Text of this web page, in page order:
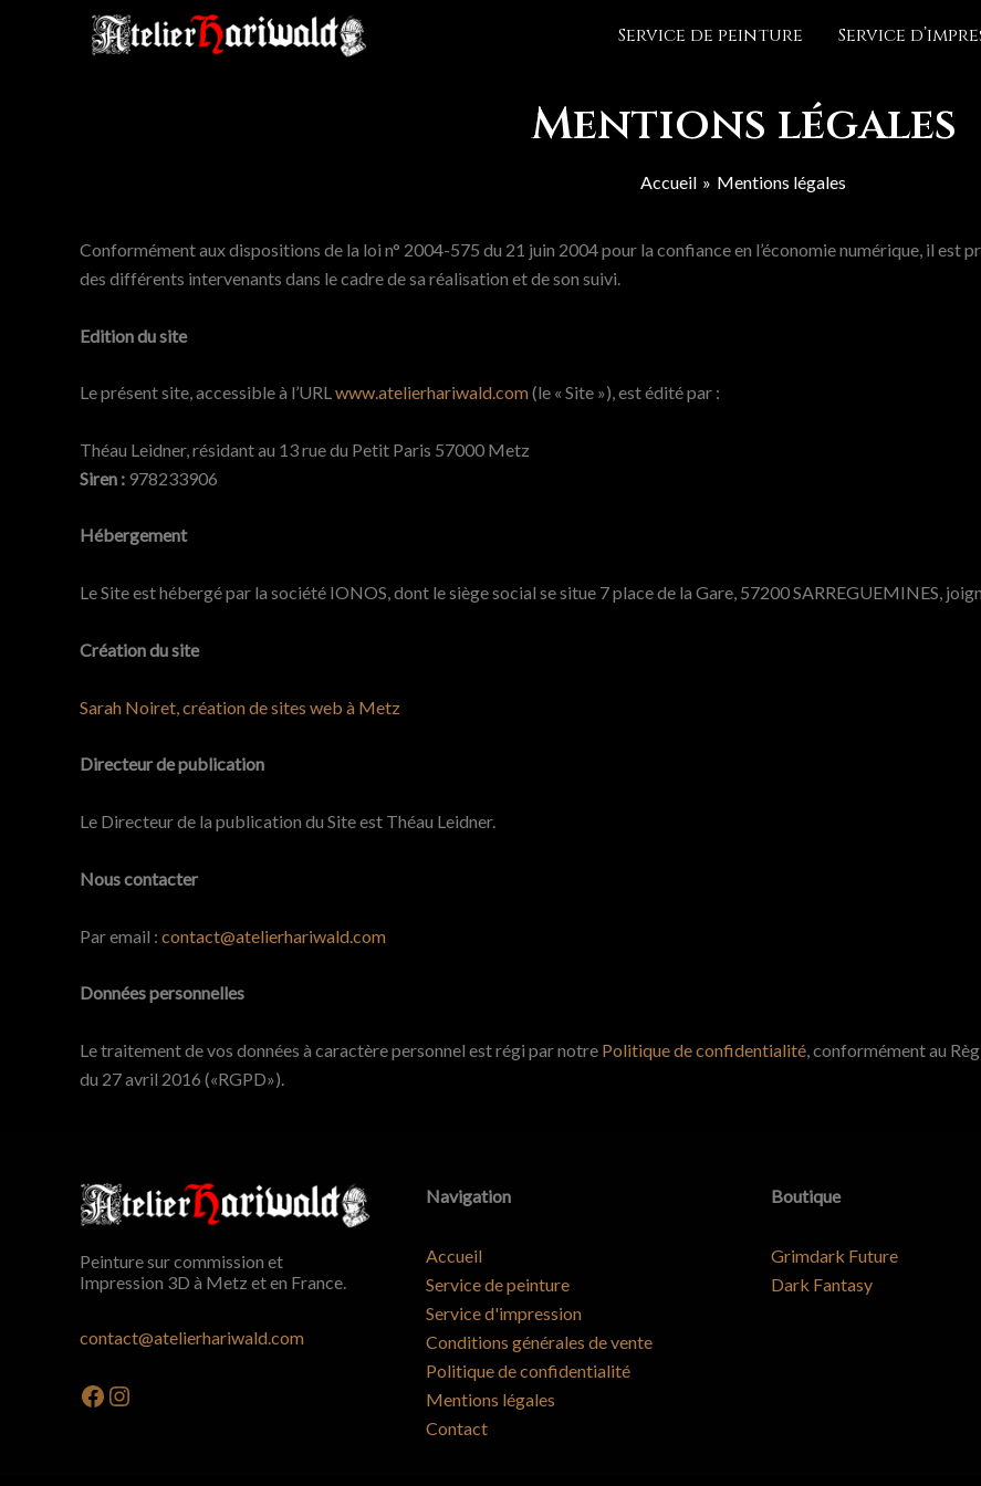
Service de peinture Service
Mentions légales
Accueil Mentions légales
Conformément aux dispositions de la loi n° 2004-575 du 21 juin 2004 pour la confiance en l’économie numérique, il est
des différents intervenants dans le cadre de sa réalisation et de son suivi.
Edition du site
Le présent site, accessible à l’URLwww.atelierhariwald.com(le « Site »), est édité par :
Théau Leidner, résidant au 13 rue du Petit Paris 57000 Metz
Siren : 978233906
Hébergement
Le Site est hébergé par la société IONOS, dont le siège social se situe 7 place de la Gare, 57200 SARREGUEMINES,
Création du site
Sarah Noiret, création de sites web à Metz
Directeur de publication
Le Directeur de la publication du Site est Théau Leidner.
Nous contacter
Par email : contact@atelierhariwald.com
Données personnelles
Le traitement de vos données à caractère personnel est régi par notre Politique de confidentialité, conformément au
du 27 avril 2016 («RGPD»).
Peinture sur commission et
Impression 3D à Metz et en France.
contact@atelierhariwald.com
Facebook
Instagram
Navigation
Accueil
Service de peinture
Service d'impression
Conditions générales de vente
Politique de confidentialité
Mentions légales
Contact
Boutique
Grimdark Future
Dark Fantasy